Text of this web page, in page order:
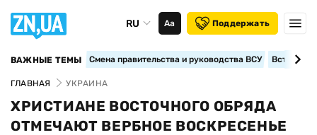
RU Аа Поддержать
ВАЖНЫЕ ТЕМЫ Смена правительства и руководства ВСУ
ГЛАВНАЯ УКРАИНА
ХРИСТИАНЕ ВОСТОЧНОГО ОБРЯДА
ОТМЕЧАЮТ ВЕРБНОЕ ВОСКРЕСЕНЬЕ